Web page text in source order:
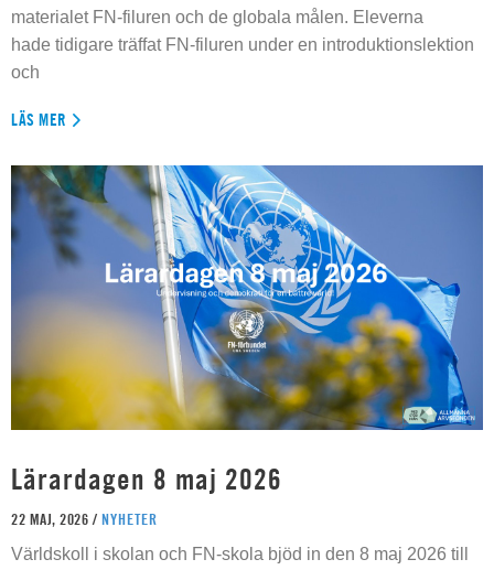
materialet FN-filuren och de globala målen. Eleverna
hade tidigare träffat FN-filuren under en introduktionslektion
och
LÄS MER
Lärardagen 8 maj 2026
22 MAJ, 2026 / NYHETER
Världskoll i skolan och FN-skola bjöd in den 8 maj 2026 till